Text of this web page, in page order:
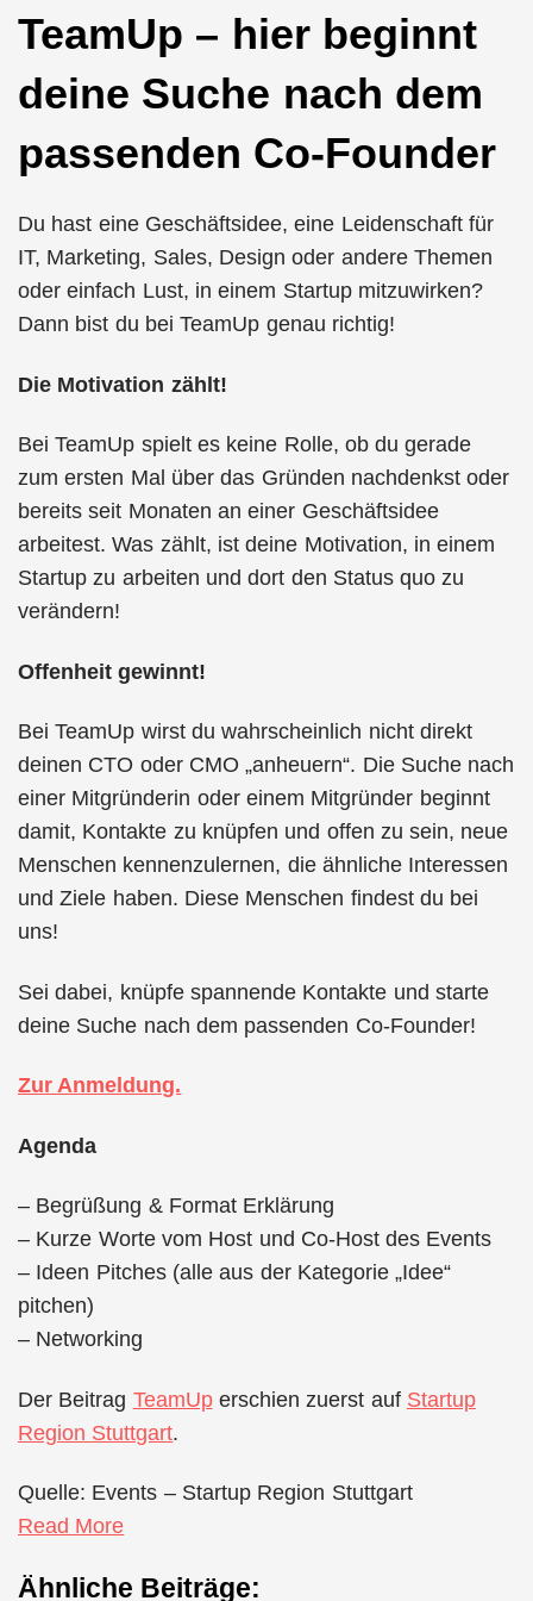
TeamUp – hier beginnt
deine Suche nach dem
passenden Co-Founder
Du hast eine Geschäftsidee, eine Leidenschaft für
IT, Marketing, Sales, Design oder andere Themen
oder einfach Lust, in einem Startup mitzuwirken?
Dann bist du bei TeamUp genau richtig!
Die Motivation zählt!
Bei TeamUp spielt es keine Rolle, ob du gerade
zum ersten Mal über das Gründen nachdenkst oder
bereits seit Monaten an einer Geschäftsidee
arbeitest. Was zählt, ist deine Motivation, in einem
Startup zu arbeiten und dort den Status quo zu
verändern!
Offenheit gewinnt!
Bei TeamUp wirst du wahrscheinlich nicht direkt
deinen CTO oder CMO „anheuern“. Die Suche nach
einer Mitgründerin oder einem Mitgründer beginnt
damit, Kontakte zu knüpfen und offen zu sein, neue
Menschen kennenzulernen, die ähnliche Interessen
und Ziele haben. Diese Menschen findest du bei
uns!
Sei dabei, knüpfe spannende Kontakte und starte
deine Suche nach dem passenden Co-Founder!
Zur Anmeldung.
Agenda
– Begrüßung & Format Erklärung
– Kurze Worte vom Host und Co-Host des Events
– Ideen Pitches (alle aus der Kategorie „Idee“
pitchen)
– Networking
Der Beitrag TeamUperschien zuerst auf Startup
Region Stuttgart.
Quelle: Events – Startup Region Stuttgart
Read More
Ähnliche Beiträge: